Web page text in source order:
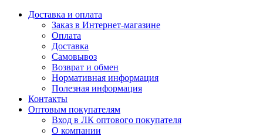
Доставка и оплата
Заказ в Интернет-магазине
Оплата
Доставка
Самовывоз
Возврат и обмен
Нормативная информация
Полезная информация
Контакты
Оптовым покупателям
Вход в ЛК оптового покупателя
О компании